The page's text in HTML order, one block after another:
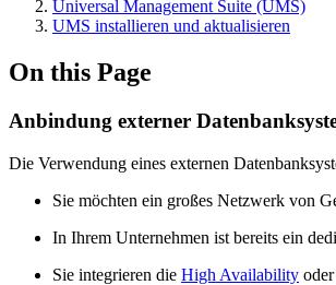
Universal Management Suite (UMS)
UMS installieren und aktualisieren
On this Page
Anbindung externer
Die Verwendung eines externen
Sie möchten ein großes Netzwerk von
In Ihrem Unternehmen ist bereits ein
Sie integrieren die High Availability